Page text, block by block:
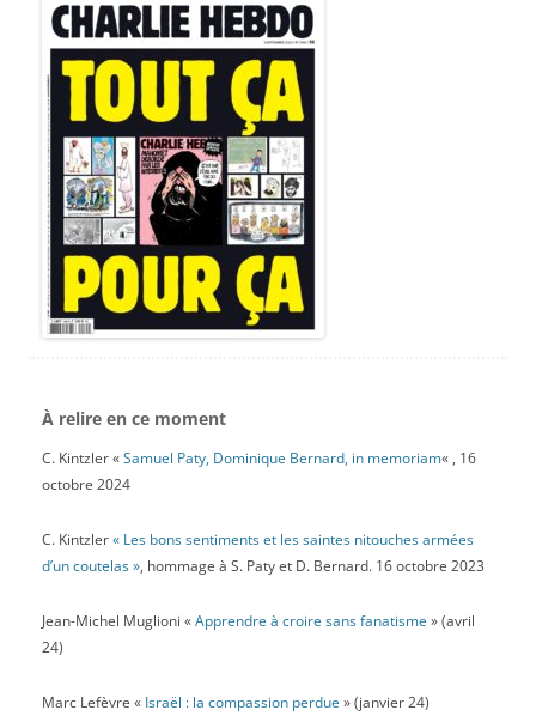
À relire en ce moment
C. Kintzler «Samuel Paty, Dominique Bernard, in memoriam« , 16
octobre 2024
C. Kintzler« Les bons sentiments et les saintes nitouches armées
d’un coutelas », hommage à S. Paty et D. Bernard. 16 octobre 2023
Jean-Michel Muglioni «Apprendre à croire sans fanatisme » (avril
24)
Marc Lefèvre « Israël : la compassion perdue » (janvier 24)